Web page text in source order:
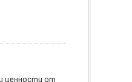
ценности от